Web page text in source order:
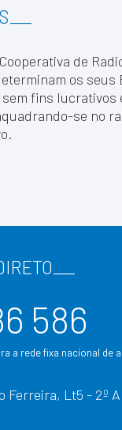
de
os seus
fins lucrativos
se no
586
a rede fixa nacional de
Ferreira, Lt5 - 2º